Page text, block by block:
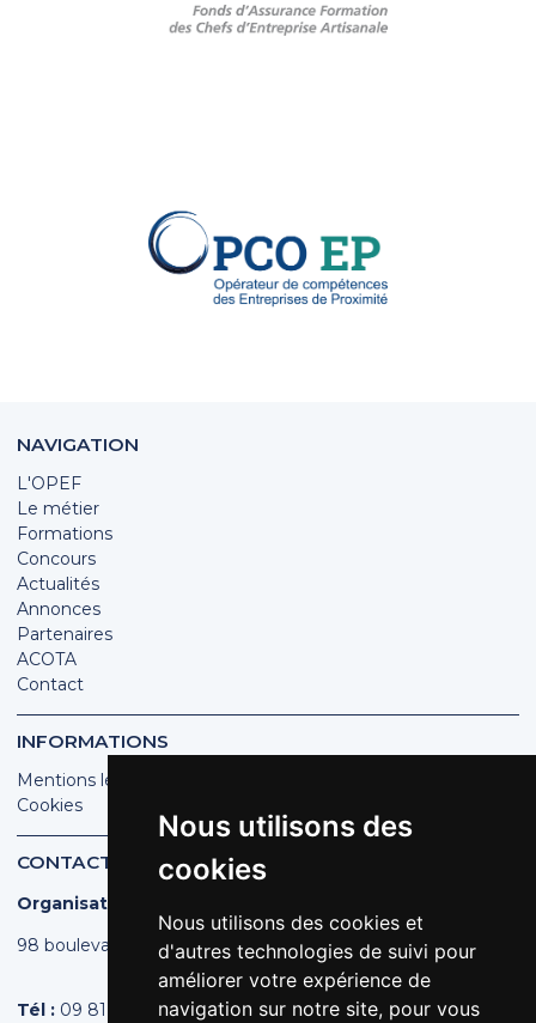
Nous utilisons des
cookies
Nous utilisons des cookies et
d'autres technologies de suivi pour
améliorer votre expérience de
navigation sur notre site, pour vous
NAVIGATION
L'OPEF
Le métier
Formations
Concours
Actualités
Annonces
Partenaires
ACOTA
Contact
INFORMATIONS
Mentions légales
Cookies
CONTACT
Organisation des Poissonniers Écaillers de France
98 boulevard Pereire | 75017 PARIS
Tél : 09 81 44 44 43